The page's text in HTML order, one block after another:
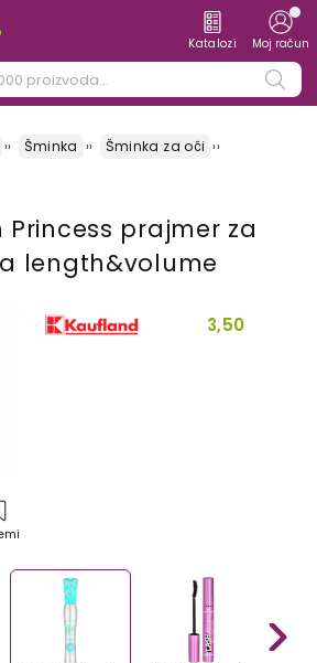
Katalozi Moj račun
Šminka
Šminka za oči
Princess prajmer za
length&volume
3,50